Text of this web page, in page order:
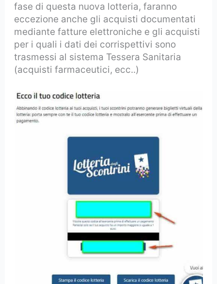
fase di questa nuova lotteria, faranno
eccezione anche gli acquisti documentati
mediante fatture elettroniche e gli acquisti
per i quali i dati dei corrispettivi sono
trasmessi al sistema Tessera Sanitaria
(acquisti farmaceutici, ecc..)